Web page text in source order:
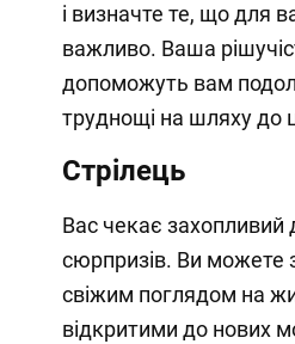
і визначте те, що для
важливо. Ваша
допоможуть вам
труднощі на шляху до
Стрілець
Вас чекає захопливий
сюрпризів. Ви можете
свіжим поглядом на
відкритими до нових